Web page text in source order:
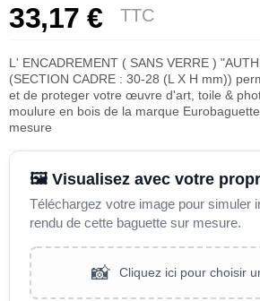
33,17 € TTC
L' ENCADREMENT ( SANS VERRE )
(SECTION CADRE : 30-28 (L X H mm))
et de proteger votre œuvre d'art, toile &
moulure en bois de la marque
mesure
🖼️ Visualisez avec votre
Téléchargez votre image pour simuler
rendu de cette baguette sur mesure.
📸 Cliquez ici pour choisir